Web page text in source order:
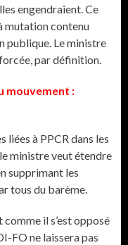
engendraient. Ce
mutation contenu
publique. Le ministre
par définition.
mouvement :
à PPCR dans les
ministre veut étendre
supprimant les
tous du barème.
il s’est opposé
FO ne laissera pas